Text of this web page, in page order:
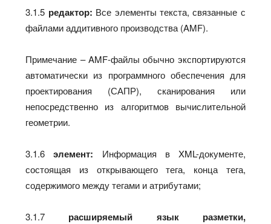
3.1.5 редактор: Все элементы текста, связанные с
файлами аддитивного производства (AMF).
Примечание – AMF-файлы обычно экспортируются
автоматически из программного обеспечения для
проектирования (САПР), сканирования или
непосредственно из алгоритмов вычислительной
геометрии.
3.1.6 элемент:
Информация в XML-документе,
состоящая из открывающего тега, конца тега,
содержимого между тегами и атрибутами;
3.1.7
расширяемый язык разметки,